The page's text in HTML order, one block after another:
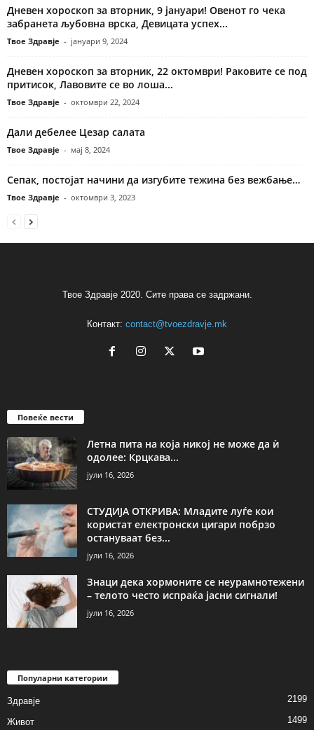
Дневен хороскоп за вторник, 9 јануари! Овенот го чека
забранета љубовна врска, Девицата успех...
Твое Здравје - јануари 9, 2024
Дневен хороскоп за вторник, 22 октомври! Раковите се под
притисок, Лавовите се во лоша...
Твое Здравје - октомври 22, 2024
Дали дебелее Цезар салата
Твое Здравје - мај 8, 2024
Сепак, постојат начини да изгубите тежина без вежбање…
Твое Здравје - октомври 3, 2023
Твое Здравје 2020. Сите права се задржани.
Контакт: contact@tvoezdravje.mk
Повеќе вести
Летна пита на која никој не може да ѝ
одолее: Крцкава...
јули 16, 2026
СТУДИЈА ОТКРИВА: Младите луѓе кои
користат електронски цигари побрзо
остануваат без...
јули 16, 2026
Знаци дека хормоните се неурамнотежени
– телото често испраќа јасни сигнали!
јули 16, 2026
Популарни категории
Здравје 2199
Живот 1499